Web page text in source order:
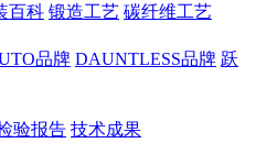
百科 锻造工艺 碳纤维工艺
品牌 DAUNTLESS品牌 跃
验报告 技术成果